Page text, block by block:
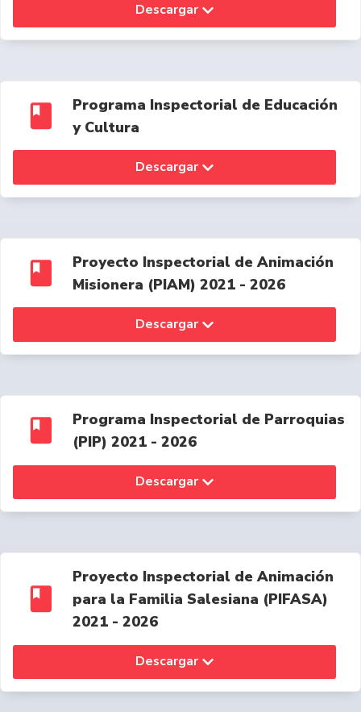
Descargar
Programa Inspectorial de Educación
y Cultura
Descargar
Proyecto Inspectorial de Animación
Misionera (PIAM) 2021 - 2026
Descargar
Programa Inspectorial de Parroquias
(PIP) 2021 - 2026
Descargar
Proyecto Inspectorial de Animación
para la Familia Salesiana (PIFASA)
2021 - 2026
Descargar